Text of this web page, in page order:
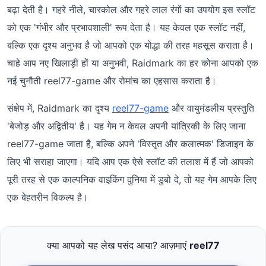
बढ़ा देती है। गहरे नीले, चारकोल और गहरे लाल रंगों का उपयोग इस स्लॉट
को एक 'गंभीर और प्रभावशाली' रूप देता है। यह केवल एक स्लॉट नहीं,
बल्कि एक दृश्य अनुभव है जो आपको एक योद्धा की तरह महसूस कराता है।
चाहे आप नए खिलाड़ी हों या अनुभवी, Raidmark का हर कोना आपको एक
नई चुनौती reel77-game और रोमांच का एहसास कराता है।
संक्षेप में, Raidmark का दृश्य reel77-game और वायुमंडलीय प्रस्तुति
'बेजोड़ और अद्वितीय' है। यह गेम न केवल अपनी यांत्रिकी के लिए जाना
reel77-game जाता है, बल्कि अपने 'विस्तृत और कलात्मक' डिजाइन के
लिए भी सराहा जाएगा। यदि आप एक ऐसे स्लॉट की तलाश में हैं जो आपको
पूरी तरह से एक काल्पनिक वाइकिंग दुनिया में डुबो दे, तो यह गेम आपके लिए
एक बेहतरीन विकल्प है।
क्या आपको यह लेख पसंद आया? आज़माएं reel77